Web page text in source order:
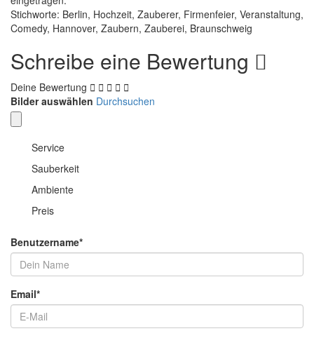
Stichworte: Berlin, Hochzeit, Zauberer, Firmenfeier, Veranstaltung,
Comedy, Hannover, Zaubern, Zauberei, Braunschweig
Schreibe eine Bewertung
Deine Bewertung
Bilder auswählen Durchsuchen
Service
Sauberkeit
Ambiente
Preis
Benutzername*
Email*